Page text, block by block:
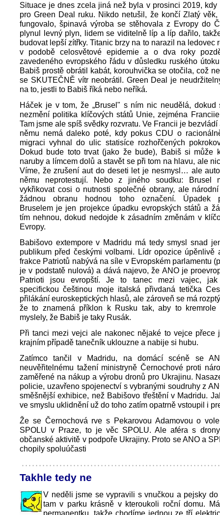
Situace je dnes zcela jiná než byla v prosinci 2019, kdy
pro Green Deal ruku. Nikdo netušil, že končí Zlatý věk,
fungovalo, špinavá výroba se stěhovala z Evropy do
plynul levný plyn, lidem se viditelně líp a líp dařilo,
budovat lepší zítřky. Titanic brzy na to narazil na ledovec
v podobě celosvětové epidemie a o dva roky
zavedeného evropského řádu v důsledku ruského
Babiš prostě obrátil kabát, korouhvička se otočila, což
se SKUTEČNĚ vítr neobrátil. Green Deal je
na to, jestli to Babiš říká nebo neříká.
Háček je v tom, že „Brusel" s ním nic neudělá, dokud
nezmění politika klíčových států Unie, zejména
Tam jsme ale spíš svědky rozvratu. Ve Francii je
němu nemá daleko poté, kdy pokus CDU o
migraci vyhnal do ulic statisíce rozhořčených
Dokud bude toto trvat (jako že bude), Babiš si může
naruby a límcem dolů a stavět se při tom na hlavu, ale
Víme, že zrušení aut do deseti let je nesmysl… ale
němu neprotestují. Nebo z jiného soudku: Brusel
vykřikovat cosi o nutnosti společné obrany, ale
žádnou obranu hodnou toho označení. Úpadek
Bruselem je jen projekce úpadku evropských států a
tím nehnou, dokud nedojde k zásadním změnám v
Evropy.
Babišovo extempore v Madridu má tedy smysl snad
publikum před českými volbami. Lídr opozice úpěnlivě
frakce Patriotů nabývá na síle v Evropském parlamentu
je v podstatě nulová) a dává najevo, že ANO je
Patrioti jsou evropští. Je to tanec mezi vajec,
specifickou češtinou moje italská přivdaná tetička
přilákání euroskeptických hlasů, ale zároveň se má
že to znamená příklon k Rusku tak, aby to kremrole
myslely, že Babiš je taky Rusák.
Při tanci mezi vejci ale nakonec nějaké to vejce přece
krajním případě tanečník uklouzne a nabije si hubu.
Zatímco tančil v Madridu, na domácí scéně se
neuvěřitelnému tažení ministryně Černochové proti
zaměřené na nákup a výrobu dronů pro Ukrajinu.
policie, uzavřeno spojenectví s vybranými soudruhy z
směšnější exhibice, než Babišovo třeštění v Madridu.
ve smyslu uklidnění už do toho zatím opatrně vstoupil i
Že se Černochová rve s Pekarovou Adamovou o
SPOLU v Praze, to je věc SPOLU. Ale aféra s
občanské aktivitě v podpoře Ukrajiny. Proto se ANO a
chopily spoluúčasti
Takhle tedy ne
V neděli jsme se vypravili s vnučkou a pejsky do
tam v parku krásně v kteroukoli roční domu.
permanentku, takže chodíme jednou ze tří